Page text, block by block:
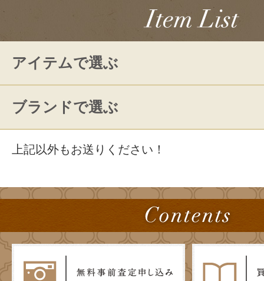
アイテムで選ぶ
ブランドで選ぶ
上記以外もお送りください！